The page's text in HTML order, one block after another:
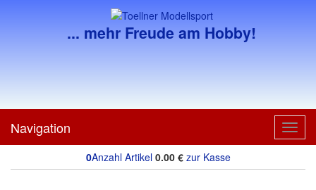
... mehr Freude am Hobby!
Navigation
0Anzahl Artikel 0.00€ zur Kasse